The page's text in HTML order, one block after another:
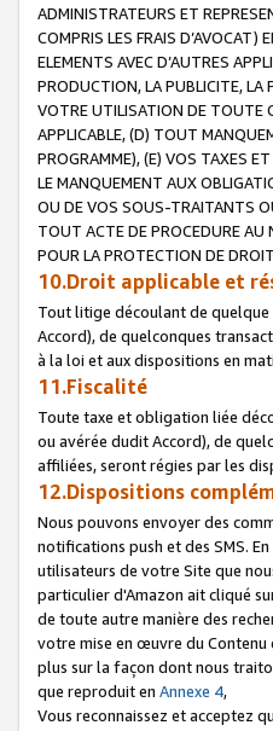
ADMINISTRATEURS ET
COMPRIS LES FRAIS D’AVOCAT)
ELEMENTS AVEC D’AUTRES
PRODUCTION, LA PUBLICITE,
VOTRE UTILISATION DE TOUTE
APPLICABLE, (D) TOUT
PROGRAMME), (E) VOS TAXES
LE MANQUEMENT AUX
OU DE VOS SOUS-TRAITANTS
TOUT ACTE DE PROCEDURE AU
POUR LA PROTECTION DE
10.Droit applicable et
Tout litige découlant de
Accord), de quelconques
à la loi et aux dispositions en
11.Fiscalité
Toute taxe et obligation liée
ou avérée dudit Accord), de
affiliées, seront régies par les
12.Dispositions
Nous pouvons envoyer des
notifications push et des SMS.
utilisateurs de votre Site que
particulier d'Amazon ait cliqué
de toute autre manière des
votre mise en œuvre du
plus sur la façon dont nous
que reproduit en Annexe 4,
Vous reconnaissez et acceptez